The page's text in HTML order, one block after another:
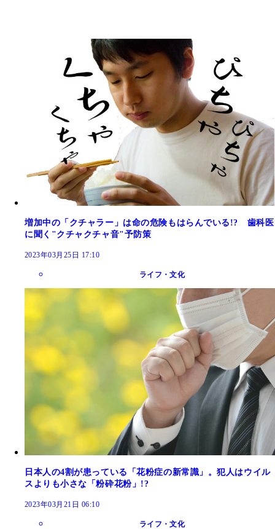
増加中の「クチャラー」は命の危険もはらんでいる!? 歯科医
に聞く"クチャクチャ音"予防策
2023年03月25日 17:10
ライフ・文化
日本人の4割が患っている「花粉症の新常識」。犯人はウイル
スよりも小さな「粉砕花粉」!?
2023年03月21日 06:10
ライフ・文化